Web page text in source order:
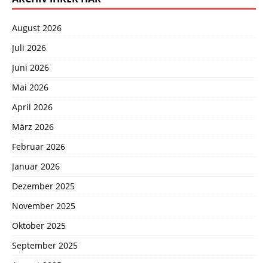
August 2026
Juli 2026
Juni 2026
Mai 2026
April 2026
März 2026
Februar 2026
Januar 2026
Dezember 2025
November 2025
Oktober 2025
September 2025